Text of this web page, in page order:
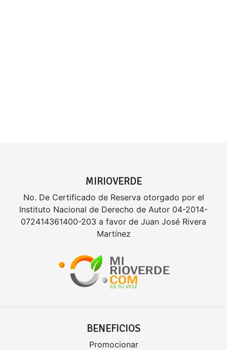
MIRIOVERDE
No. De Certificado de Reserva otorgado por el
Instituto Nacional de Derecho de Autor 04-2014-
072414361400-203 a favor de Juan José Rivera
Martínez
BENEFICIOS
Promocionar